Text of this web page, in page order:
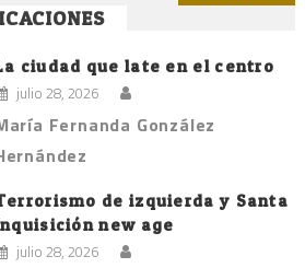
ciudad que late en el centro
julio 28, 2026
Fernanda González
de izquierda y Santa
new age
julio 28, 2026